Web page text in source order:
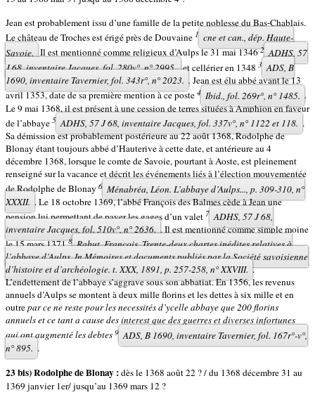
Jean est probablement issu d’une famille de la petite noblesse du Bas-Chablais.
Le château de Troches est érigé près de Douvaine 1 cne et can., dép. Haute-
Savoie. Il est mentionné comme religieux d’Aulps le 31 mai 1346 2 ADHS, 57
J 68, inventaire Jacques, fol. 280v°, n° 2995. et cellérier en 1348 3 ADS, B
1690, inventaire Tavernier, fol. 343r°, n° 2023. . Jean est élu abbé avant le 13
avril 1353, date de sa première mention à ce poste 4 Ibid., fol. 269r°, n° 1485. .
Le 9 mai 1368, il est présent à une cession de terres situées à Amphion en faveur
de l’abbaye 5 ADHS, 57 J 68, inventaire Jacques, fol. 337v°, n° 1122 et 118. .
Sa démission est probablement postérieure au 22 août 1368, Rodolphe de
Blonay étant toujours abbé d’Hauterive à cette date, et antérieure au 4
décembre 1368, lorsque le comte de Savoie, pourtant à Aoste, est pleinement
renseigné sur la vacance et décrit les événements liés à l’élection mouvementée
de Rodolphe de Blonay 6 Ménabréa, Léon. L’abbaye d’Aulps..., p. 309-310, n°
XXXII. . Le 18 octobre 1369, l’abbé François des Balmes cède à Jean une
pension lui permettant de payer les gages d’un valet 7 ADHS, 57 J 68,
inventaire Jacques, fol. 510v°, n° 2636. . Il est mentionné comme simple moine
le 15 mars 1371 8 Rabut, François. Trente-deux chartes inédites relatives à
l’abbaye d’Aulps. InMémoires et documents publiés par la Société savoisienne
d’histoire et d’archéologie. t. XXX, 1891, p. 257-258, n° XXVIII. .
L’endettement de l’abbaye s’aggrave sous son abbatiat. En 1356, les revenus
annuels d’Aulps se montent à deux mille florins et les dettes à six mille et en
outrepar ce ne reste pour les necessités d’ycelle abbaye que200 florins
annuels et ce tant a cause des interest que des guerres et diverses infortunes
qui ont augmenté les debtes 9 ADS, B 1690, inventaire Tavernier, fol. 167r°-v°,
n° 895. .
23 bis) Rodolphe de Blonay :dès le 1368 août 22 ? / du 1368 décembre 31 au
1369 janvier 1er/ jusqu’au 1369 mars 12 ?